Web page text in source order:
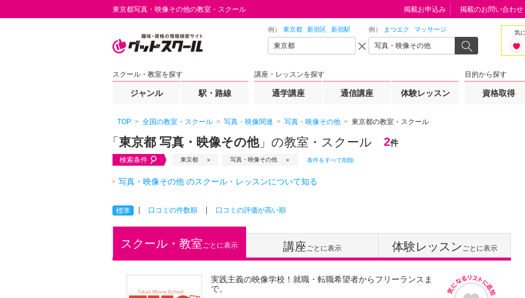
東京都写真・映像その他の教室・スクール
例） 東京都 新宿区 新宿駅 例） まつエク マッサージ 気
スクール・教室を探す
ジャンル 駅・路線
講座・レッスンを探す
通学講座 通信講座 体験レッスン
目的から探す
資格取得
掲載お申込み 掲載のお問い合わせ
TOP 全国の教室・スクール 写真・映像関連 写真・映像その他 東京都の教室・スクール
「 東京都 写真・映像その他」の教室・スクール 2件
検索条件 東京都 写真・映像その他 条件をすべて削除
写真・映像その他 のスクール・レッスンについて知る
標準 口コミの件数順 口コミの評価が高い順
スクール・教室ごとに表示 講座ごとに表示 体験レッスンごとに表示
実践主義の映像学校！就職・転職希望者からフリーランスま
で。